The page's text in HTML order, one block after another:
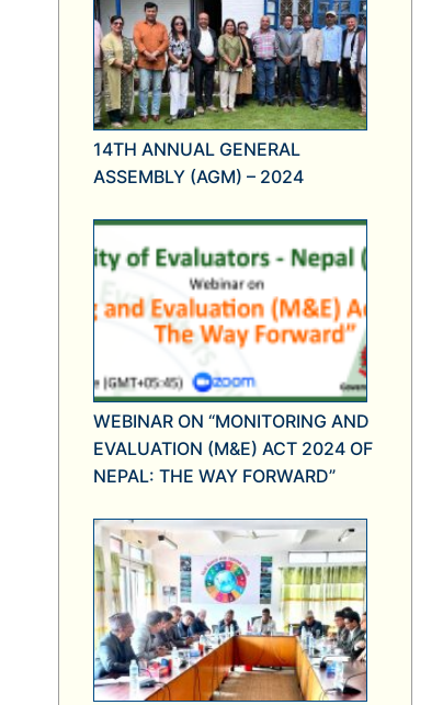
14TH ANNUAL GENERAL
ASSEMBLY (AGM) – 2024
WEBINAR ON “MONITORING AND
EVALUATION (M&E) ACT 2024 OF
NEPAL: THE WAY FORWARD”